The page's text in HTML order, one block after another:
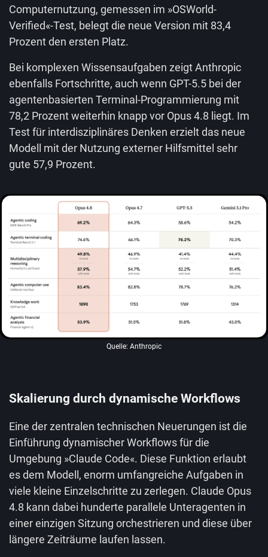
Computernutzung, gemessen im »OSWorld-
Verified«-Test, belegt die neue Version mit 83,4
Prozent den ersten Platz.
Bei komplexen Wissensaufgaben zeigt Anthropic
ebenfalls Fortschritte, auch wenn GPT-5.5 bei der
agentenbasierten Terminal-Programmierung mit
78,2 Prozent weiterhin knapp vor Opus 4.8 liegt. Im
Test für interdisziplinäres Denken erzielt das neue
Modell mit der Nutzung externer Hilfsmittel sehr
gute 57,9 Prozent.
Quelle: Anthropic
Skalierung durch dynamische Workflows
Eine der zentralen technischen Neuerungen ist die
Einführung dynamischer Workflows für die
Umgebung »Claude Code«. Diese Funktion erlaubt
es dem Modell, enorm umfangreiche Aufgaben in
viele kleine Einzelschritte zu zerlegen. Claude Opus
4.8 kann dabei hunderte parallele Unteragenten in
einer einzigen Sitzung orchestrieren und diese über
längere Zeiträume laufen lassen.